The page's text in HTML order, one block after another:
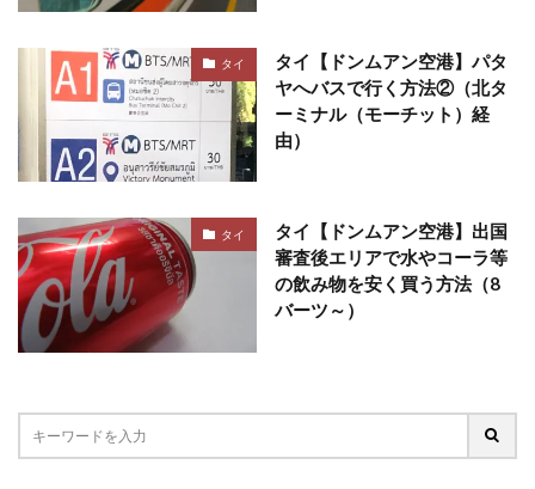
タイ
タイ【ドンムアン空港】パタ
ヤへバスで行く方法②（北タ
ーミナル（モーチット）経
由）
タイ
タイ【ドンムアン空港】出国
審査後エリアで水やコーラ等
の飲み物を安く買う方法（8
バーツ～）